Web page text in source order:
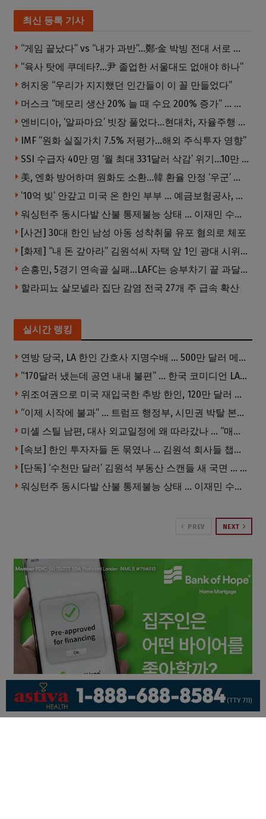
최신 등록 기사
“게임 끝났다” vs “내가 과반”…鄭·金 박빙 전대 서로 우위 주장
“육사 탓에 쿠데타?…尹 졸업한 서울대도 없애야 하나”
허지웅 “우리가 지지했던 인간들이 이 꼴 만들었다”
머스크 “메모리 생산 20% 늘 때 수요 200% 증가” … 반도체 매출 1조달러 눈 앞
엔비디아, ‘알파마요’ 빗장 풀었다…현대차, 자율주행 속도내나
IMF “원화 실질가치 7.5% 저평가…해외 주식투자 영향”
SSI 수급자 40만 명 ‘월 최대 331달러 삭감’ 위기…10만 명은 수급자격 상실
美, 엔화 방어하며 원화도 소환…韓 환율 안정 ‘우군’ 되나
’10억 빚’ 안갚고 미국 온 한인 부부 … 예금보험공사, 미국서 소송
워싱턴주 동시다발 산불 통제불능 상태 … 이재민 수십만명
[사건] 30대 한인 남성 아동 성착취물 유포 혐의로 체포
[화제] “내 돈 갚아라” 김원석씨 자택 앞 1인 광대 시위 … 한인 투자사, “108만 달러 못받아”
손흥민, 5경기 연속골 실패…LAFC는 승부차기 끝 과달라하라 격파
할라피뇨 살모넬라 집단 감염 전국 27개 주 급속 확산
실시간 랭킹
연방 당국, LA 한인 간호사 지명수배 … 500만 달러 메디캐어 사기, 선고 직전 한국 도주
“170달러 냈는데 공연 내내 불편” … 한국 코미디언 LA공연, 음향 불량에 외모 비하 개그 논란
위조여권으로 미국 재입국한 추방 한인, 120만 달러 은행 사기 행각
“이제 시작에 불과” … 트럼프 행정부, 시민권 박탈 본격화
미셸 스틸 남편, 대사 외교일정에 왜 따라갔나 … “매우 이례적”
[속보] 한인 투자자들 돈 묶였나 … 김원석 회사들 챕터7 강제파산·자진파산 잇따라 신청
[단독] ‘수천만 달러’ 김원석 부동산 스캔들 새 국면 … 한인 투자자들 소송 잇따라 ‘디폴트’ 절차
워싱턴주 동시다발 산불 통제불능 상태 … 이재민 수십만명
PREV NEXT